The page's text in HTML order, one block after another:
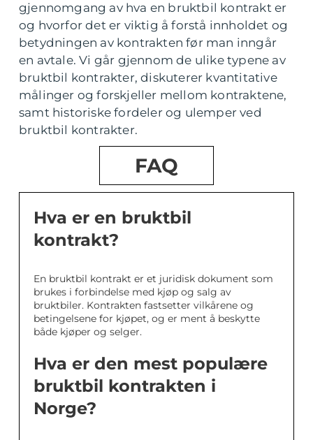
gjennomgang av hva en bruktbil kontrakt er
og hvorfor det er viktig å forstå innholdet og
betydningen av kontrakten før man inngår
en avtale. Vi går gjennom de ulike typene av
bruktbil kontrakter, diskuterer kvantitative
målinger og forskjeller mellom kontraktene,
samt historiske fordeler og ulemper ved
bruktbil kontrakter.
FAQ
Hva er en bruktbil
kontrakt?
En bruktbil kontrakt er et juridisk dokument som
brukes i forbindelse med kjøp og salg av
bruktbiler. Kontrakten fastsetter vilkårene og
betingelsene for kjøpet, og er ment å beskytte
både kjøper og selger.
Hva er den mest populære
bruktbil kontrakten i
Norge?